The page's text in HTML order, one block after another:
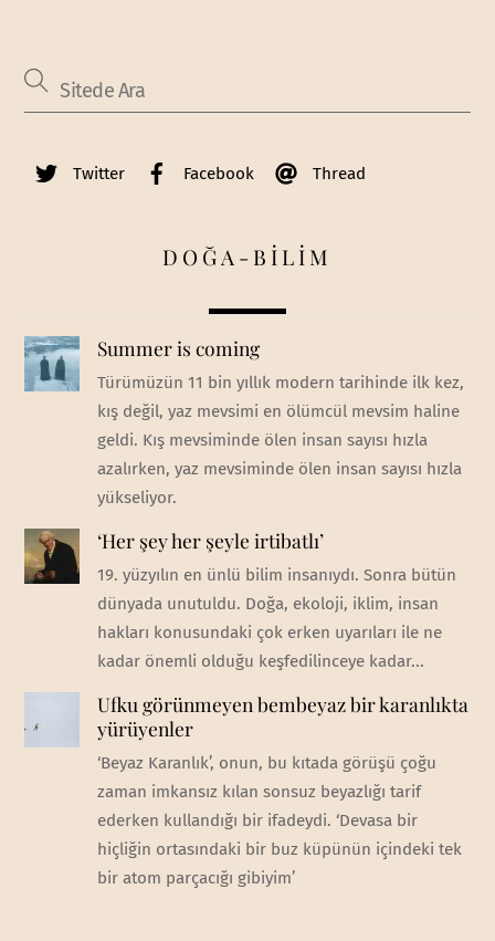
Twitter Facebook Thread
DOĞA-BİLİM
Summer is coming
Türümüzün 11 bin yıllık modern tarihinde ilk kez,
kış değil, yaz mevsimi en ölümcül mevsim haline
geldi. Kış mevsiminde ölen insan sayısı hızla
azalırken, yaz mevsiminde ölen insan sayısı hızla
yükseliyor.
‘Her şey her şeyle irtibatlı’
19. yüzyılın en ünlü bilim insanıydı. Sonra bütün
dünyada unutuldu. Doğa, ekoloji, iklim, insan
hakları konusundaki çok erken uyarıları ile ne
kadar önemli olduğu keşfedilinceye kadar...
Ufku görünmeyen bembeyaz bir karanlıkta
yürüyenler
‘Beyaz Karanlık’, onun, bu kıtada görüşü çoğu
zaman imkansız kılan sonsuz beyazlığı tarif
ederken kullandığı bir ifadeydi. ‘Devasa bir
hiçliğin ortasındaki bir buz küpünün içindeki tek
bir atom parçacığı gibiyim’